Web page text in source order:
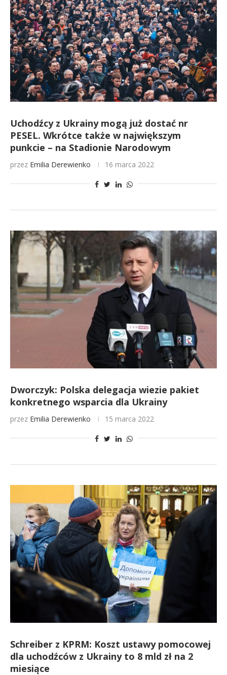
Uchodźcy z Ukrainy mogą już dostać nr
PESEL. Wkrótce także w największym
punkcie – na Stadionie Narodowym
przez Emilia Derewienko 16 marca 2022
Dworczyk: Polska delegacja wiezie pakiet
konkretnego wsparcia dla Ukrainy
przez Emilia Derewienko 15 marca 2022
Schreiber z KPRM: Koszt ustawy pomocowej
dla uchodźców z Ukrainy to 8 mld zł na 2
miesiące